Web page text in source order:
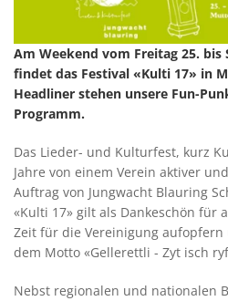
Am Weekend vom Freitag 25. bis
findet das Festival «Kulti 17» in
Headliner stehen unsere Fun-
Programm.
Das Lieder- und Kulturfest, kurz
Jahre von einem Verein aktiver
Auftrag von Jungwacht Blauring
«Kulti 17» gilt als Dankeschön für
Zeit für die Vereinigung
dem Motto «Gellerettli - Zyt isch
Nebst regionalen und nationalen